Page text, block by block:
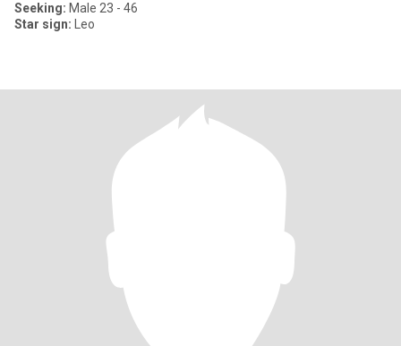
Seeking: Male 23 - 46
Star sign: Leo